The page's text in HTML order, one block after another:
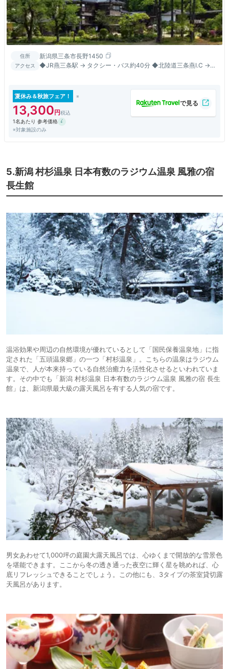
住所 新潟県三条市長野1450
アクセス
◆JR燕三条駅 → タクシー・バス約40分 ◆北陸道三条燕I.C →
夏休み＆秋旅フェア！
13,300
1名あたり 参考価格
※対象施設のみ
5.新潟 村杉温泉 日本有数のラジウム温泉 風雅の宿
長生館
温浴効果や周辺の自然環境が優れているとして「国民保養温泉地」に指
定された「五頭温泉郷」の一つ「村杉温泉」。こちらの温泉はラジウム
温泉で、人が本来持っている自然治癒力を活性化させるといわれていま
す。その中でも「新潟 村杉温泉 日本有数のラジウム温泉 風雅の宿 長生
館」は、新潟県最大級の露天風呂を有する人気の宿です。
男女あわせて1,000坪の庭園大露天風呂では、心ゆくまで開放的な雪景色
を堪能できます。ここから冬の透き通った夜空に輝く星を眺めれば、心
底リフレッシュできることでしょう。この他にも、3タイプの茶室貸切露
天風呂があります。